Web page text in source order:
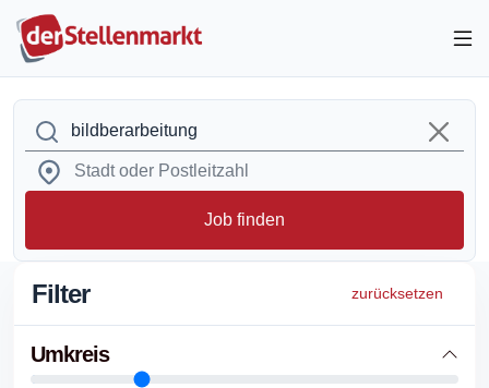
Job finden
Filter zurücksetzen
Umkreis